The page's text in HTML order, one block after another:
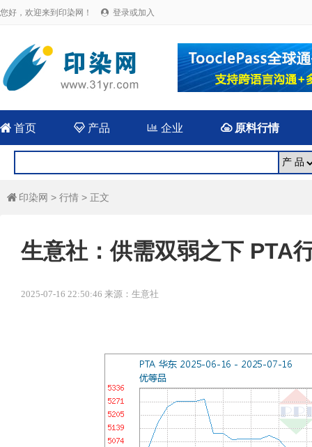
您好，欢迎来到印染网！  登录或加入
 首页 产品  企业 原料行情
 印染网 > 行情 > 正文
生意社：供需双弱之下 PTA
2025-07-16 22:50:46 来源：生意社